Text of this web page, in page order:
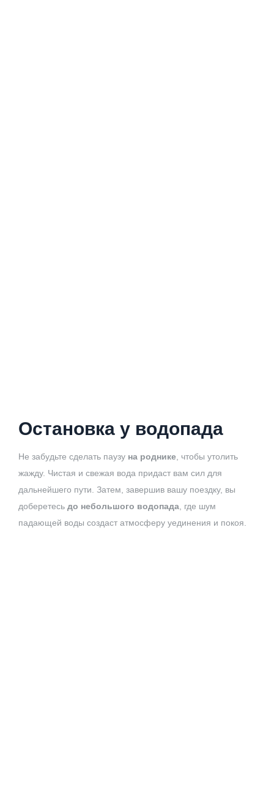
Остановка у водопада
Не забудьте сделать паузу на роднике , чтобы утолить
жажду. Чистая и свежая вода придаст вам сил для
дальнейшего пути. Затем, завершив вашу поездку, вы
доберетесь до небольшого водопада , где шум
падающей воды создаст атмосферу уединения и покоя.